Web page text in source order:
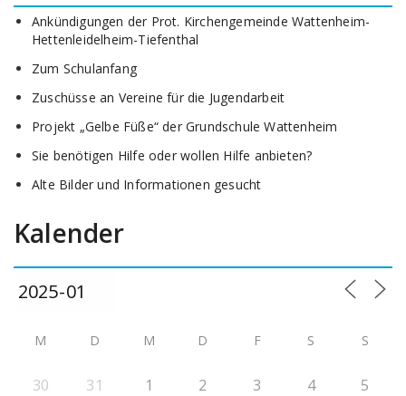
Ankündigungen der Prot. Kirchengemeinde Wattenheim-
Hettenleidelheim-Tiefenthal
Zum Schulanfang
Zuschüsse an Vereine für die Jugendarbeit
Projekt „Gelbe Füße“ der Grundschule Wattenheim
Sie benötigen Hilfe oder wollen Hilfe anbieten?
Alte Bilder und Informationen gesucht
Kalender
M D M D F S S
30 31 1 2 3 4 5